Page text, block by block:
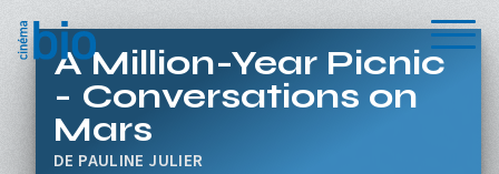
Menu
A Million-Year Picnic
- Conversations on
Mars
PAULINE JULIER